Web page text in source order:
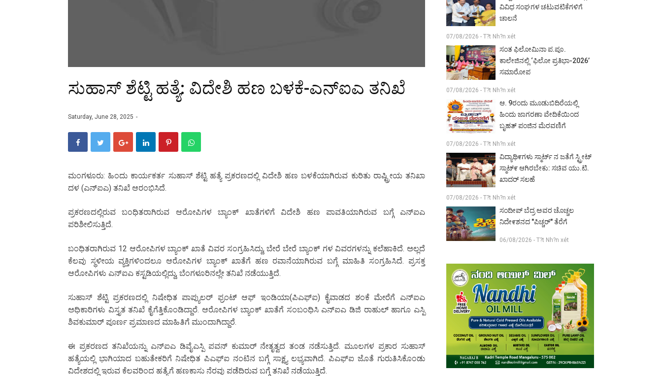
ಸುಹಾಸ್ ಶೆಟ್ಟಿ ಹತ್ಯೆ: ವಿದೇಶಿ ಹಣ ಬಳಕೆ-ಎನ್‌ಐಎ ತನಿಖೆ
Saturday, June 28, 2025
ಮಂಗಳೂರು: ಹಿಂದು ಕಾರ್ಯಕರ್ತ ಸುಹಾಸ್ ಶೆಟ್ಟಿ ಹತ್ಯೆ ಪ್ರಕರಣದಲ್ಲಿ ವಿದೇಶಿ ಹಣ ಬಳಕೆಯಾಗಿರುವ ಕುರಿತು ರಾಷ್ಟ್ರೀಯ ತನಿಖಾ
ದಳ (ಎನ್‌ಐಎ) ತನಿಖೆ ಆರಂಭಿಸಿದೆ.
ಪ್ರಕರಣದಲ್ಲಿರುವ ಬಂಧಿತರಾಗಿರುವ ಆರೋಪಿಗಳ ಬ್ಯಾಂಕ್ ಖಾತೆಗಳಿಗೆ ವಿದೇಶಿ ಹಣ ಪಾವತಿಯಾಗಿರುವ ಬಗ್ಗೆ ಎನ್‌ಐಎ
ಪರಿಶೀಲಿಸುತ್ತಿದೆ.
ಬಂಧಿತರಾಗಿರುವ 12 ಆರೋಪಿಗಳ ಬ್ಯಾಂಕ್ ಖಾತೆ ವಿವರ ಸಂಗ್ರಹಿಸಿದ್ದು, ಬೇರೆ ಬೇರೆ ಬ್ಯಾಂಕ್ ಗಳ ವಿವರಗಳನ್ನು ಕಲೆಹಾಕಿದೆ. ಅಲ್ಲದೆ
ಕೆಲವು ಸ್ಥಳೀಯ ವ್ಯಕ್ತಿಗಳಿಂದಲೂ ಆರೋಪಿಗಳ ಬ್ಯಾಂಕ್ ಖಾತೆಗೆ ಹಣ ರವಾನೆಯಾಗಿರುವ ಬಗ್ಗೆ ಮಾಹಿತಿ ಸಂಗ್ರಹಿಸಿದೆ. ಪ್ರಸಕ್ತ
ಆರೋಪಿಗಳು ಎನ್‌ಐಎ ಕಸ್ಟಡಿಯಲ್ಲಿದ್ದು, ಬೆಂಗಳೂರಿನಲ್ಲೇ ತನಿಖೆ ನಡೆಯುತ್ತಿದೆ.
ಸುಹಾಸ್ ಶೆಟ್ಟಿ ಪ್ರಕರಣದಲ್ಲಿ ನಿಷೇಧಿತ ಪಾಪ್ಯುಲರ್ ಫ್ರಂಟ್ ಆಫ್ ಇಂಡಿಯಾ(ಪಿಎಫ್‌ಐ) ಕೈವಾಡದ ಶಂಕೆ ಮೇರೆಗೆ ಎನ್‌ಐಎ
ಅಧಿಕಾರಿಗಳು ವಿಸ್ತೃತ ತನಿಖೆ ಕೈಗೆತ್ತಿಕೊಂಡಿದ್ದಾರೆ. ಆರೋಪಿಗಳ ಬ್ಯಾಂಕ್ ಖಾತೆಗೆ ಸಂಬಂಧಿಸಿ ಎನ್‌ಐಎ ಡಿಜಿ ರಾಹುಲ್ ಹಾಗೂ ಎಸ್ಪಿ
ಶಿವಕುಮಾರ್ ಪೂರ್ಣ ಪ್ರಮಾಣದ ಮಾಹಿತಿಗೆ ಮುಂದಾಗಿದ್ದಾರೆ.
ಈ ಪ್ರಕರಣದ ತನಿಖೆಯನ್ನು ಎನ್‌ಐಎ ಡಿವೈಎಸ್ಪಿ ಪವನ್ ಕುಮಾರ್ ನೇತೃತ್ವದ ತಂಡ ನಡೆಸುತ್ತಿದೆ. ಮೂಲಗಳ ಪ್ರಕಾರ ಸುಹಾಸ್
ಹತ್ಯೆಯಲ್ಲಿ ಭಾಗಿಯಾದ ಬಹುತೇಕರಿಗೆ ನಿಷೇಧಿತ ಪಿಎಫ್‌ಐ ನಂಟಿನ ಬಗ್ಗೆ ಸಾಕ್ಷ್ಯ ಲಭ್ಯವಾಗಿದೆ. ಪಿಎಫ್‌ಐ ಜೊತೆ ಗುರುತಿಸಿಕೊಂಡು
ವಿದೇಶದಲ್ಲಿ ಇರುವ ಕೆಲವರಿಂದ ಹತ್ಯೆಗೆ ಹಣಕಾಸು ನೆರವು ಪಡೆದಿರುವ ಬಗ್ಗೆ ತನಿಖೆ ನಡೆಯುತ್ತಿದೆ.
ವಿವಿಧ ಸಂಘಗಳ ಚಟುವಟಿಕೆಗಳಿಗೆ
ಚಾಲನೆ
07/08/2026 - T?t Nh?n xét
ಸಂತ ಫಿಲೋಮಿನಾ ಪ.ಪೂ.
ಕಾಲೇಜಿನಲ್ಲಿ ‘ಫಿಲೋ ಪ್ರತಿಭಾ-2026’
ಸಮಾರೋಪ
07/08/2026 - T?t Nh?n xét
ಆ. 9ರಂದು ಮೂಡುಬಿದಿರೆಯಲ್ಲಿ
ಹಿಂದು ಜಾಗರಣಾ ವೇದಿಕೆಯಿಂದ
ಬೃಹತ್ ಪಂಜಿನ ಮೆರವಣಿಗೆ
07/08/2026 - T?t Nh?n xét
ವಿದ್ಯಾಥಿ೯ಗಳು ಸ್ಮಾರ್ಟ್ ನ ಜತೆಗೆ ಸ್ಟ್ರೀಟ್
ಸ್ಮಾಟ್೯ ಆಗಿರಬೇಕು: ಸಚಿವ ಯು.ಟಿ.
ಖಾದರ್ ಸಲಹೆ
07/08/2026 - T?t Nh?n xét
ಸಂದೀಪ್ ಬೆದ್ರ ಅವರ ಚೊಚ್ಚಲ
ನಿದೇ೯ಶನದ "ಪಿಚ್ಚರ್" ತೆರೆಗೆ
06/08/2026 - T?t Nh?n xét